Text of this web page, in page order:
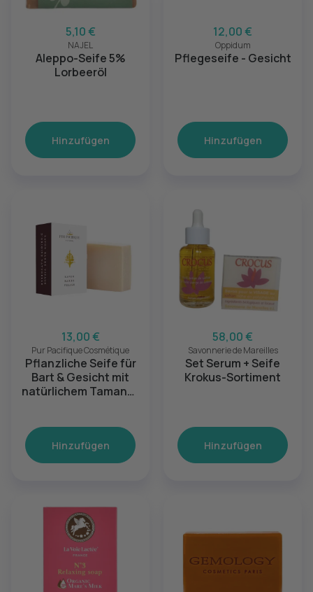
5,10 €
NAJEL
Aleppo-Seife 5%
Lorbeeröl
Hinzufügen
12,00 €
Oppidum
Pflegeseife - Gesicht
Hinzufügen
13,00 €
Pur Pacifique Cosmétique
Pflanzliche Seife für
Bart & Gesicht mit
natürlichem Tamanu-
Hinzufügen
58,00 €
Savonnerie de Mareilles
Set Serum + Seife
Krokus-Sortiment
Hinzufügen